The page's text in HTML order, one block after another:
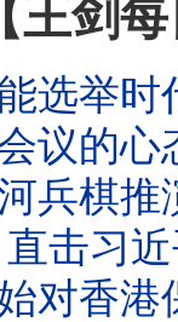
【王剑
选举
的心
推演：
击习近
险收益征税/